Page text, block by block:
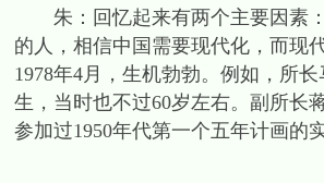
朱：回忆起来有两个主要因素：
的人，相信中国需要现代化，而现
1978年4月，生机勃勃。例如，所
生，当时也不过60岁左右。副所长
参加过1950年代第一个五年计画的